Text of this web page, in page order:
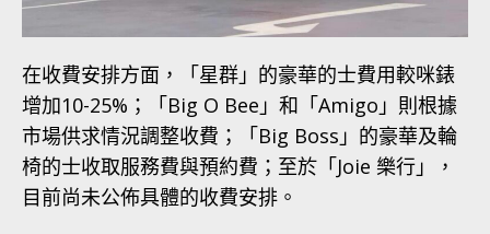
在收費安排方面，「星群」的豪華的士費用較咪錶
增加10-25%；「Big O Bee」和「Amigo」則根據
市場供求情況調整收費；「Big Boss」的豪華及輪
椅的士收取服務費與預約費；至於「Joie 樂行」，
目前尚未公佈具體的收費安排。